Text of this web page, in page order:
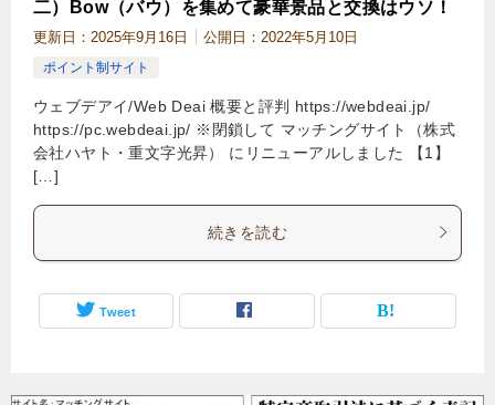
二）Bow（バウ）を集めて豪華景品と交換はウソ！
更新日： 2025年9月16日 公開日： 2022年5月10日
ポイント制サイト
ウェブデアイ/Web Deai 概要と評判 https://webdeai.jp/
https://pc.webdeai.jp/ ※閉鎖して マッチングサイト（株式
会社ハヤト・重文字光昇） にリニューアルしました 【1】
[…]
続きを読む
Tweet